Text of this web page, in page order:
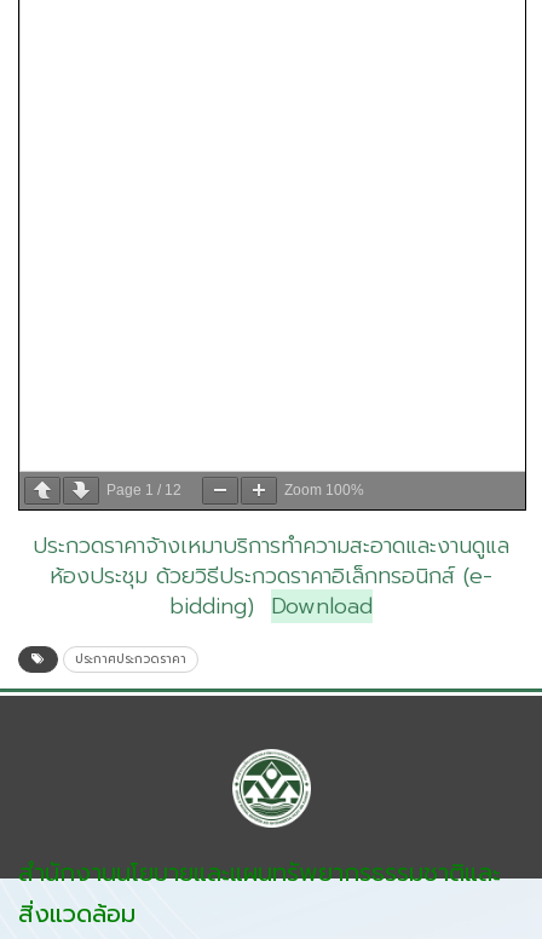
Page 1 / 12 Zoom 100%
ประกวดราคาจ้างเหมาบริการทำความสะอาดและงานดูแล
ห้องประชุม ด้วยวิธีประกวดราคาอิเล็กทรอนิกส์ (e-
bidding) Download
ประกาศประกวดราคา
สำนักงานนโยบายและแผนทรัพยากรธรรมชาติและ
สิ่งแวดล้อม